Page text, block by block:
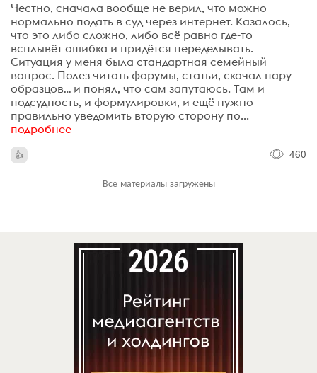
Честно, сначала вообще не верил, что можно
нормально подать в суд через интернет. Казалось,
что это либо сложно, либо всё равно где-то
всплывёт ошибка и придётся переделывать.
Ситуация у меня была стандартная семейный
вопрос. Полез читать форумы, статьи, скачал пару
образцов… и понял, что сам запутаюсь. Там и
подсудность, и формулировки, и ещё нужно
правильно уведомить вторую сторону по...
подробнее
460
Все материалы загружены